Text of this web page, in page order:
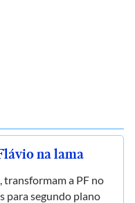
na lama
transformam a PF no
para segundo plano